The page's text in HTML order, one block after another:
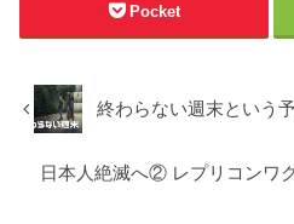
Pocket
終わらない週末という
日本人絶滅へ② レプリコンワ